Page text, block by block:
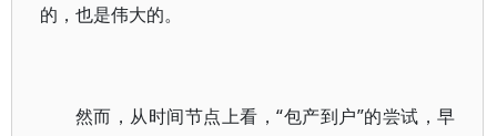
的，也是伟大的。
然而，从时间节点上看，“包产到户”的尝试，早